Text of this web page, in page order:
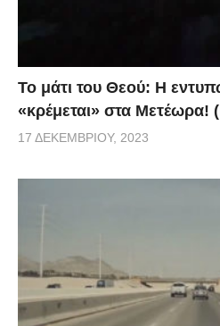
Το μάτι του Θεού: Η
«κρέμεται» στα Μετέωρα!
17 ΔΕΚΕΜΒΡΊΟΥ, 2023